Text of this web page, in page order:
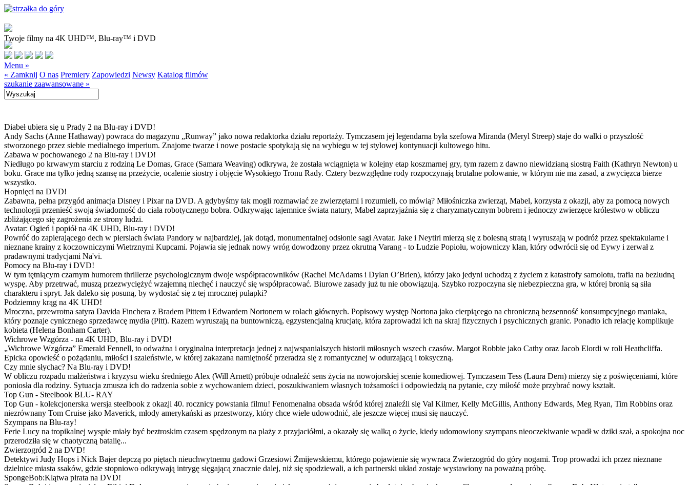
Twoje filmy na 4K UHD™, Blu-ray™ i DVD
Menu »
« Zamknij O nas Premiery Zapowiedzi Newsy Katalog filmów
szukanie zaawansowane »
Diabeł ubiera się u Prady 2 na Blu-ray i DVD!
Andy Sachs (Anne Hathaway) powraca do magazynu „Runway” jako nowa redaktorka działu reportaży. Tymczasem jej legendarna była szefowa Miranda (Meryl Streep) staje do walki o przyszłość
stworzonego przez siebie medialnego imperium. Znajome twarze i nowe postacie spotykają się na wybiegu w tej stylowej kontynuacji kultowego hitu.
Zabawa w pochowanego 2 na Blu-ray i DVD!
Niedługo po krwawym starciu z rodziną Le Domas, Grace (Samara Weaving) odkrywa, że została wciągnięta w kolejny etap koszmarnej gry, tym razem z dawno niewidzianą siostrą Faith (Kathryn Newton) u
boku. Grace ma tylko jedną szansę na przeżycie, ocalenie siostry i objęcie Wysokiego Tronu Rady. Cztery bezwzględne rody rozpoczynają brutalne polowanie, w którym nie ma zasad, a zwycięzca bierze
wszystko.
Hopnięci na DVD!
Zabawna, pełna przygód animacja Disney i Pixar na DVD. A gdybyśmy tak mogli rozmawiać ze zwierzętami i rozumieli, co mówią? Miłośniczka zwierząt, Mabel, korzysta z okazji, aby za pomocą nowych
technologii przenieść swoją świadomość do ciała robotycznego bobra. Odkrywając tajemnice świata natury, Mabel zaprzyjaźnia się z charyzmatycznym bobrem i jednoczy zwierzęce królestwo w obliczu
zbliżającego się zagrożenia ze strony ludzi.
Avatar: Ogień i popiół na 4K UHD, Blu-ray i DVD!
Powróć do zapierającego dech w piersiach świata Pandory w najbardziej, jak dotąd, monumentalnej odsłonie sagi Avatar. Jake i Neytiri mierzą się z bolesną stratą i wyruszają w podróż przez spektakularne i
nieznane krainy z koczowniczymi Wietrznymi Kupcami. Pojawia się jednak nowy wróg dowodzony przez okrutną Varang - to Ludzie Popiołu, wojowniczy klan, który odwrócił się od Eywy i zerwał z
pradawnymi tradycjami Na'vi.
Pomocy na Blu-ray i DVD!
W tym tętniącym czarnym humorem thrillerze psychologicznym dwoje współpracowników (Rachel McAdams i Dylan O’Brien), którzy jako jedyni uchodzą z życiem z katastrofy samolotu, trafia na bezludną
wyspę. Aby przetrwać, muszą przezwyciężyć wzajemną niechęć i nauczyć się współpracować. Biurowe zasady już tu nie obowiązują. Szybko rozpoczyna się niebezpieczna gra, w której bronią są siła
charakteru i spryt. Jak daleko się posuną, by wydostać się z tej mrocznej pułapki?
Podziemny krąg na 4K UHD!
Mroczna, przewrotna satyra Davida Finchera z Bradem Pittem i Edwardem Nortonem w rolach głównych. Popisowy występ Nortona jako cierpiącego na chroniczną bezsenność konsumpcyjnego maniaka,
który poznaje cynicznego sprzedawcę mydła (Pitt). Razem wyruszają na buntowniczą, egzystencjalną krucjatę, która zaprowadzi ich na skraj fizycznych i psychicznych granic. Ponadto ich relację komplikuje
kobieta (Helena Bonham Carter).
Wichrowe Wzgórza - na 4K UHD, Blu-ray i DVD!
„Wichrowe Wzgórza” Emerald Fennell, to odważna i oryginalna interpretacja jednej z najwspanialszych historii miłosnych wszech czasów. Margot Robbie jako Cathy oraz Jacob Elordi w roli Heathcliffa.
Epicka opowieść o pożądaniu, miłości i szaleństwie, w której zakazana namiętność przeradza się z romantycznej w odurzającą i toksyczną.
Czy mnie słychac? Na Blu-ray i DVD!
W obliczu rozpadu małżeństwa i kryzysu wieku średniego Alex (Will Arnett) próbuje odnaleźć sens życia na nowojorskiej scenie komediowej. Tymczasem Tess (Laura Dern) mierzy się z poświęceniami, które
poniosła dla rodziny. Sytuacja zmusza ich do radzenia sobie z wychowaniem dzieci, poszukiwaniem własnych tożsamości i odpowiedzią na pytanie, czy miłość może przybrać nowy kształt.
Top Gun - Steelbook BLU- RAY
Top Gun - kolekcjonerska wersja steelbook z okazji 40. rocznicy powstania filmu! Fenomenalna obsada wśród której znaleźli się Val Kilmer, Kelly McGillis, Anthony Edwards, Meg Ryan, Tim Robbins oraz
niezrównany Tom Cruise jako Maverick, młody amerykański as przestworzy, który chce wiele udowodnić, ale jeszcze więcej musi się nauczyć.
Szympans na Blu-ray!
Ferie Lucy na tropikalnej wyspie miały być beztroskim czasem spędzonym na plaży z przyjaciółmi, a okazały się walką o życie, kiedy udomowiony szympans nieoczekiwanie wpadł w dziki szał, a spokojna noc
przerodziła się w chaotyczną batalię...
Zwierzogród 2 na DVD!
Detektywi Judy Hops i Nick Bajer depczą po piętach nieuchwytnemu gadowi Grzesiowi Żmijewskiemu, którego pojawienie się wywraca Zwierzogród do góry nogami. Trop prowadzi ich przez nieznane
dzielnice miasta ssaków, gdzie stopniowo odkrywają intrygę sięgającą znacznie dalej, niż się spodziewali, a ich partnerski układ zostaje wystawiony na poważną próbę.
SpongeBob:Klątwa pirata na DVD!